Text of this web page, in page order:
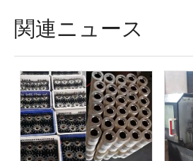
関連ニュース